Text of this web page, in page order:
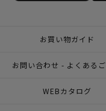
お買い物ガイド
お問い合わせ - よくある
WEBカタログ